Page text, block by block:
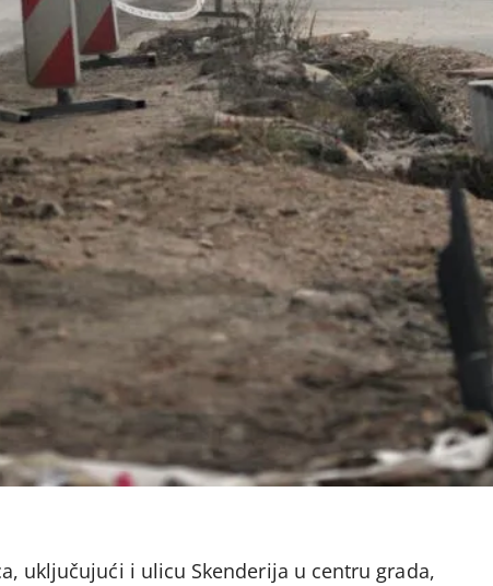
uključujući i ulicu Skenderija u centru grada,